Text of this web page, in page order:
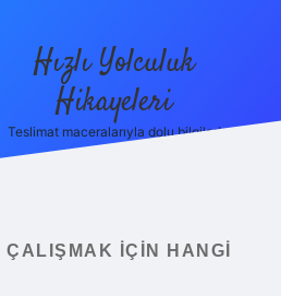
Hızlı Yolculuk
Hikayeleri
Teslimat maceralarıyla dolu bilgiler!
ÇALIŞMAK IÇIN HANGI